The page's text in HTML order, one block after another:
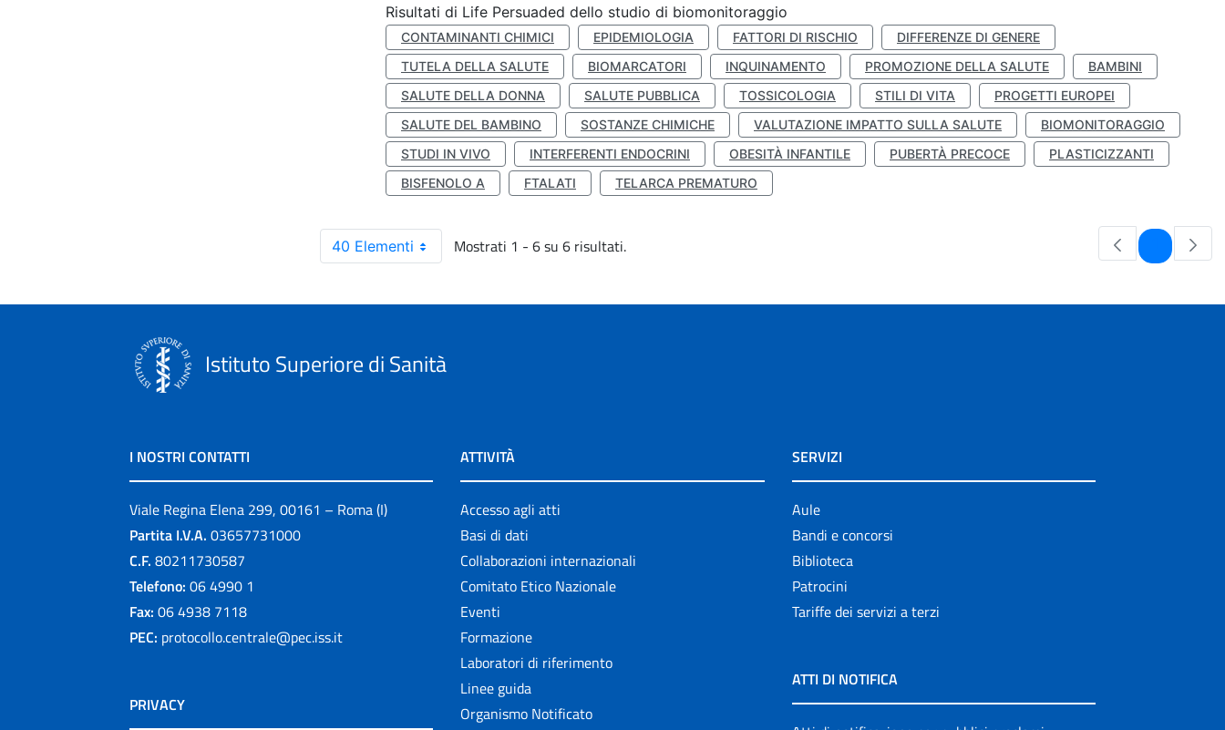
Risultati di Life Persuaded dello studio di biomonitoraggio
CONTAMINANTI CHIMICI EPIDEMIOLOGIA FATTORI DI RISCHIO
DIFFERENZE DI GENERE
TUTELA DELLA SALUTE
BIOMARCATORI INQUINAMENTO PROMOZIONE DELLA SALUTE
BAMBINI
SALUTE DELLA DONNA
SALUTE PUBBLICA TOSSICOLOGIA STILI DI VITA
PROGETTI EUROPEI
SALUTE DEL BAMBINO
SOSTANZE CHIMICHE VALUTAZIONE IMPATTO SULLA SALUTE
BIOMONITORAGGIO
STUDI IN VIVO
INTERFERENTI ENDOCRINI OBESITÀ INFANTILE PUBERTÀ PRECOCE
PLASTICIZZANTI
BISFENOLO A
FTALATI TELARCA PREMATURO
40 Elementi Mostrati 1 - 6 su 6 risultati. Pagina
Istituto Superiore di Sanità
I NOSTRI CONTATTI
Viale Regina Elena 299, 00161 – Roma (I)
Partita I.V.A. 03657731000
C.F. 80211730587
Telefono: 06 4990 1
Fax: 06 4938 7118
PEC: protocollo.centrale@pec.iss.it
PRIVACY
ATTIVITÀ
Accesso agli atti
Basi di dati
Collaborazioni internazionali
Comitato Etico Nazionale
Eventi
Formazione
Laboratori di riferimento
Linee guida
Organismo Notificato
SERVIZI
Aule
Bandi e concorsi
Biblioteca
Patrocini
Tariffe dei servizi a terzi
ATTI DI NOTIFICA